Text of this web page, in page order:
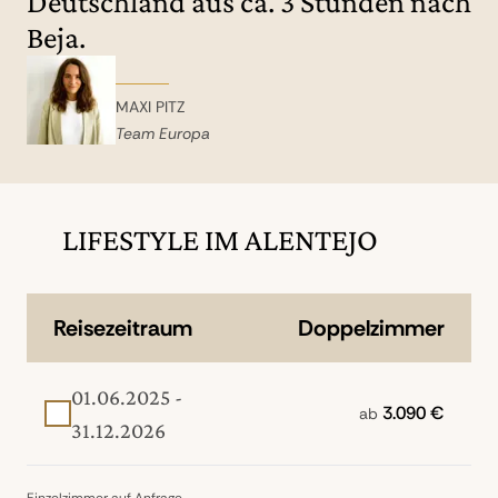
Beja.
MAXI PITZ
Team Europa
LIFESTYLE IM ALENTEJO
Reisezeitraum Doppelzimmer
01.06.2025 -
31.12.2026
ab 3.090 €